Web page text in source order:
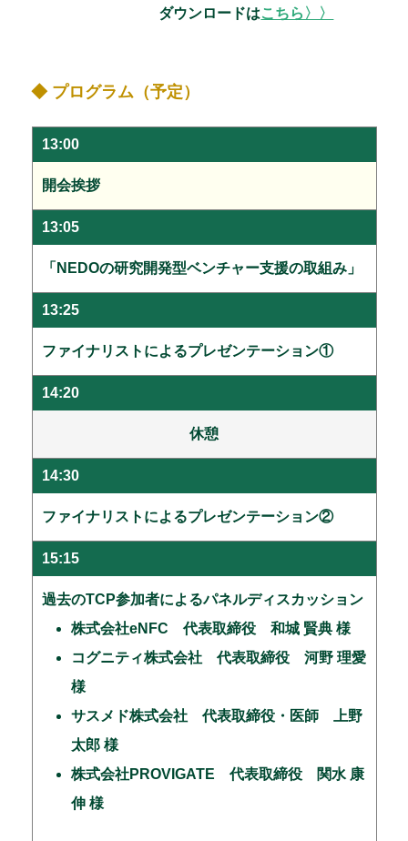
ダウンロードはこちら〉〉
◆ プログラム（予定）
13:00
開会挨拶
13:05
「NEDOの研究開発型ベンチャー支援の取組み」
13:25
ファイナリストによるプレゼンテーション①
14:20
休憩
14:30
ファイナリストによるプレゼンテーション②
15:15
過去のTCP参加者によるパネルディスカッション
株式会社eNFC 代表取締役 和城 賢典 様
コグニティ株式会社 代表取締役 河野 理愛
様
サスメド株式会社 代表取締役・医師 上野
太郎 様
株式会社PROVIGATE 代表取締役 関水 康
伸 様